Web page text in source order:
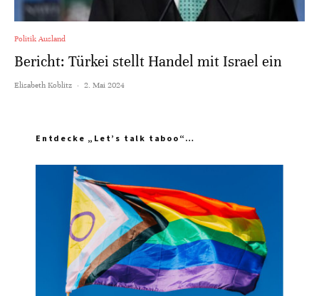
Politik Ausland
Bericht: Türkei stellt Handel mit Israel ein
Elisabeth Koblitz · 2. Mai 2024
Entdecke „Let’s talk taboo“…